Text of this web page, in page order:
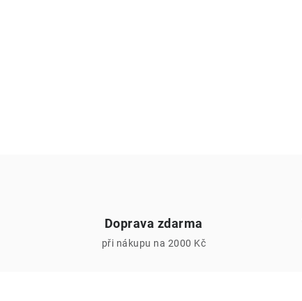
Doprava zdarma
při nákupu na 2000 Kč